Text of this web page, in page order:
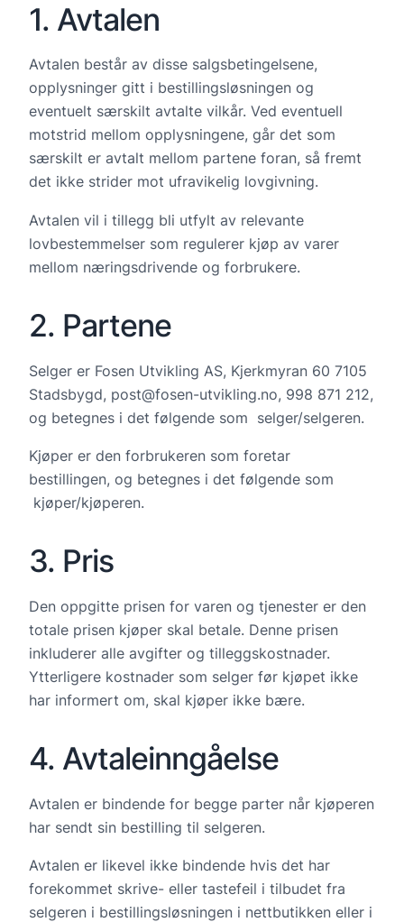
1. Avtalen
Avtalen består av disse salgsbetingelsene,
opplysninger gitt i bestillingsløsningen og
eventuelt særskilt avtalte vilkår. Ved eventuell
motstrid mellom opplysningene, går det som
særskilt er avtalt mellom partene foran, så fremt
det ikke strider mot ufravikelig lovgivning.
Avtalen vil i tillegg bli utfylt av relevante
lovbestemmelser som regulerer kjøp av varer
mellom næringsdrivende og forbrukere.
2. Partene
Selger er Fosen Utvikling AS, Kjerkmyran 60 7105
Stadsbygd, post@fosen-utvikling.no, 998 871 212,
og betegnes i det følgende som selger/selgeren.
Kjøper er den forbrukeren som foretar
bestillingen, og betegnes i det følgende som
kjøper/kjøperen.
3. Pris
Den oppgitte prisen for varen og tjenester er den
totale prisen kjøper skal betale. Denne prisen
inkluderer alle avgifter og tilleggskostnader.
Ytterligere kostnader som selger før kjøpet ikke
har informert om, skal kjøper ikke bære.
4. Avtaleinngåelse
Avtalen er bindende for begge parter når kjøperen
har sendt sin bestilling til selgeren.
Avtalen er likevel ikke bindende hvis det har
forekommet skrive- eller tastefeil i tilbudet fra
selgeren i bestillingsløsningen i nettbutikken eller i